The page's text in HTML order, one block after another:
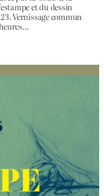
et du dessin
Vernissage commun